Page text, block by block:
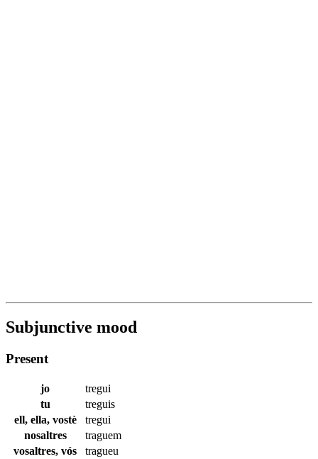
Subjunctive mood
Present
jo
tregui
tu
treguis
ell, ella, vostè
tregui
nosaltres
traguem
vosaltres, vós
tragueu